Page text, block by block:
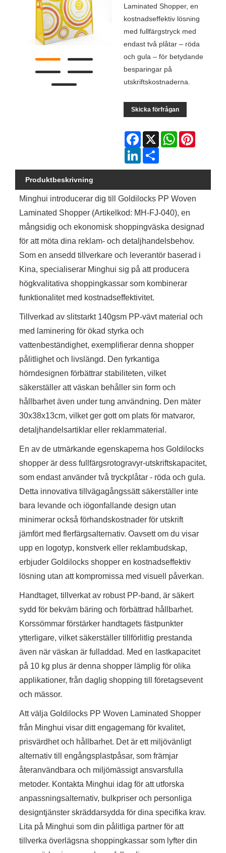
Laminated Shopper, en
kostnadseffektiv lösning
med fullfärgstryck med
endast två plåtar – röda
och gula – för betydande
besparingar på
utskriftskostnaderna.
Skicka förfrågan
Facebook
X WhatsApp
LinkedIn
Produktbeskrivning
Minghui introducerar dig till Goldilocks PP Woven
Laminated Shopper (Artikelkod: MH-FJ-040), en
mångsidig och ekonomisk shoppingväska designad
för att möta dina reklam- och detaljhandelsbehov.
Som en ansedd tillverkare och leverantör baserad i
Kina, specialiserar Minghui sig på att producera
högkvalitativa shoppingkassar som kombinerar
funktionalitet med kostnadseffektivitet.
Tillverkad av slitstarkt 140gsm PP-vävt material och
med laminering för ökad styrka och
vattenbeständighet, exemplifierar denna shopper
pålitlighet och livslängd. Den fyrkantiga
hörndesignen förbättrar stabiliteten, vilket
säkerställer att väskan behåller sin form och
hållbarhet även under tung användning. Den mäter
30x38x13cm, vilket ger gott om plats för matvaror,
detaljhandelsartiklar eller reklammaterial.
En av de utmärkande egenskaperna hos Goldilocks
shopper är dess fullfärgsrotogravyr-utskriftskapacitet,
som endast använder två tryckplåtar - röda och gula.
Detta innovativa tillvägagångssätt säkerställer inte
bara levande och iögonfallande design utan
minimerar också förhandskostnader för utskrift
jämfört med flerfärgsalternativ. Oavsett om du visar
upp en logotyp, konstverk eller reklambudskap,
erbjuder Goldilocks shopper en kostnadseffektiv
lösning utan att kompromissa med visuell påverkan.
Handtaget, tillverkat av robust PP-band, är säkert
sydd för bekväm bäring och förbättrad hållbarhet.
Korssömmar förstärker handtagets fästpunkter
ytterligare, vilket säkerställer tillförlitlig prestanda
även när väskan är fulladdad. Med en lastkapacitet
på 10 kg plus är denna shopper lämplig för olika
applikationer, från daglig shopping till företagsevent
och mässor.
Att välja Goldilocks PP Woven Laminated Shopper
från Minghui visar ditt engagemang för kvalitet,
prisvärdhet och hållbarhet. Det är ett miljövänligt
alternativ till engångsplastpåsar, som främjar
återanvändbara och miljömässigt ansvarsfulla
metoder. Kontakta Minghui idag för att utforska
anpassningsalternativ, bulkpriser och personliga
designtjänster skräddarsydda för dina specifika krav.
Lita på Minghui som din pålitliga partner för att
tillverka överlägsna shoppingkassar som lyfter din